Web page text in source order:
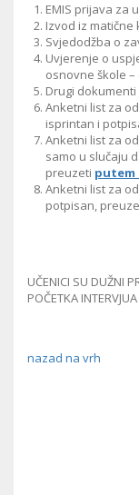
EMIS prijava za
Izvod iz
Svjedodžba o
Uvjerenje o
osnovne škole –
Drugi
Anketni list za
isprintan i
Anketni list za
samo u slučaju
preuzeti putem
Anketni list za
potpisan,
UČENICI SU DUŽNI
POČETKA
nazad na vrh